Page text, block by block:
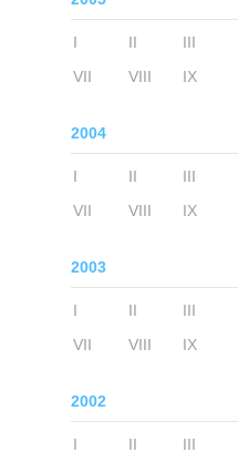
I II III
VII
VIII IX
2004
I II III
VII
VIII IX
2003
I II III
VII
VIII IX
2002
I II III